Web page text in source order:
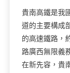
貴南高鐵是我
道的主要構成
的高速鐵路，
路廣西無限義
在新先容，貴